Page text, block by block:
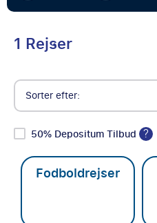
1 Rejser
Sorter efter:
50% Depositum Tilbud ?
Fodboldrejser